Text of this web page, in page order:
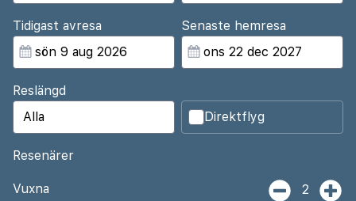
Tidigast avresa Senaste hemresa
Reslängd
Direktflyg
Resenärer
Vuxna 2